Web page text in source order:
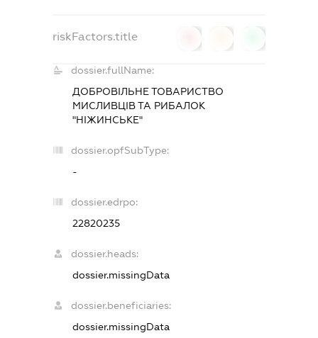
riskFactors.title
dossier.fullName:
ДОБРОВІЛЬНЕ ТОВАРИСТВО
МИСЛИВЦІВ ТА РИБАЛОК
"НІЖИНСЬКЕ"
dossier.opfSubType:
-
dossier.edrpo:
22820235
dossier.heads:
dossier.missingData
dossier.beneficiaries:
dossier.missingData